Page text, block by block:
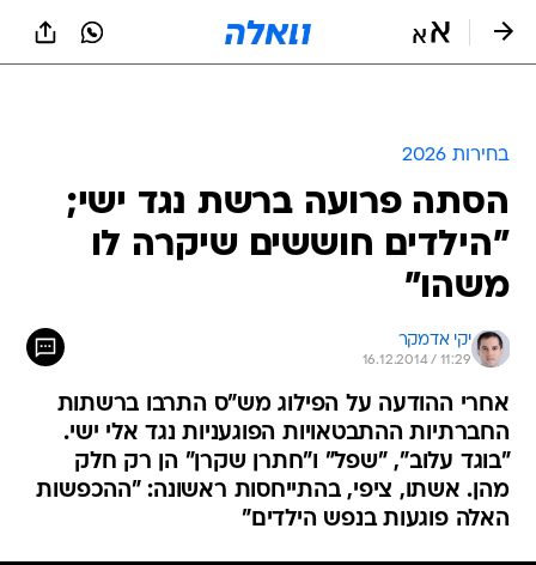
בחירות 2026
הסתה פרועה ברשת נגד ישי;
"הילדים חוששים שיקרה לו
משהו"
יקי אדמקר
16.12.2014 / 11:29
אחרי ההודעה על הפילוג מש"ס התרבו ברשתות
החברתיות ההתבטאויות הפוגעניות נגד אלי ישי.
"בוגד עלוב", "שפל" ו"חתרן שקרן" הן רק חלק
מהן. אשתו, ציפי, בהתייחסות ראשונה: "ההכפשות
האלה פוגעות בנפש הילדים"